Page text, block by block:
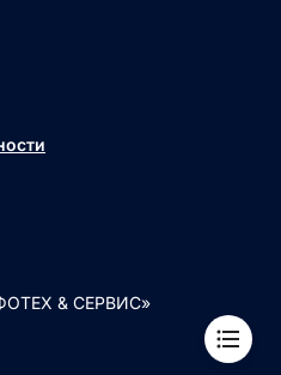
& СЕРВИС»